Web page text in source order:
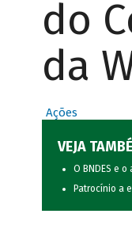
do
da
Ações
VEJA
O BNDES e
Patrocínio a